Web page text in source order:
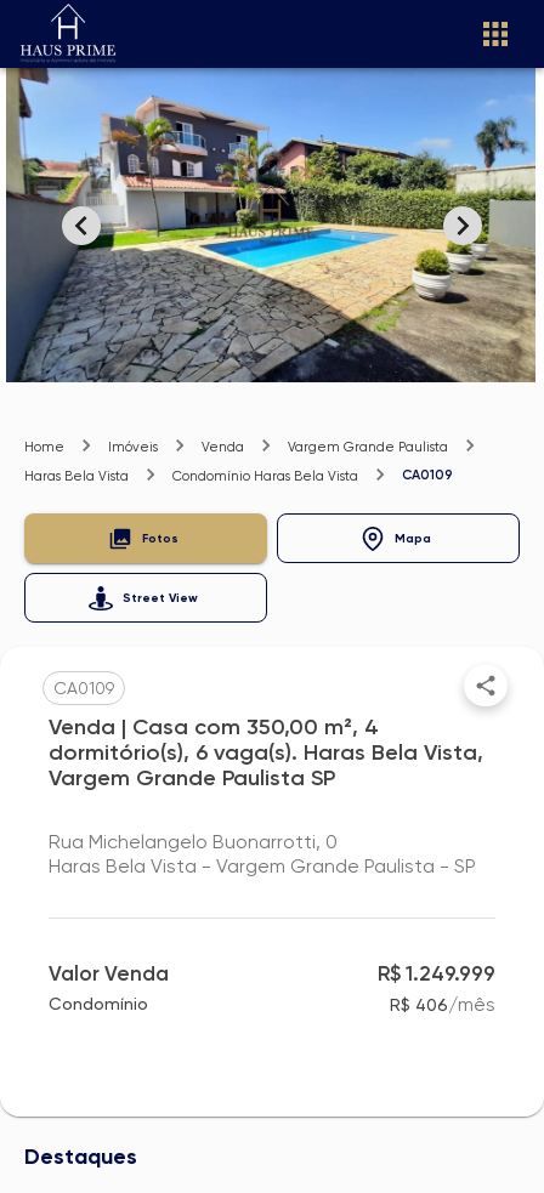
Home Imóveis Venda
Vargem Grande Paulista
Haras Bela Vista
Condomínio Haras Bela Vista CA0109
Fotos Mapa
Street View
CA0109
Venda | Casa com 350,00 m², 4
dormitório(s), 6 vaga(s). Haras Bela Vista,
Vargem Grande Paulista SP
Rua Michelangelo Buonarrotti, 0
Haras Bela Vista - Vargem Grande Paulista - SP
Valor Venda R$ 1.249.999
Condomínio R$ 406/mês
Destaques